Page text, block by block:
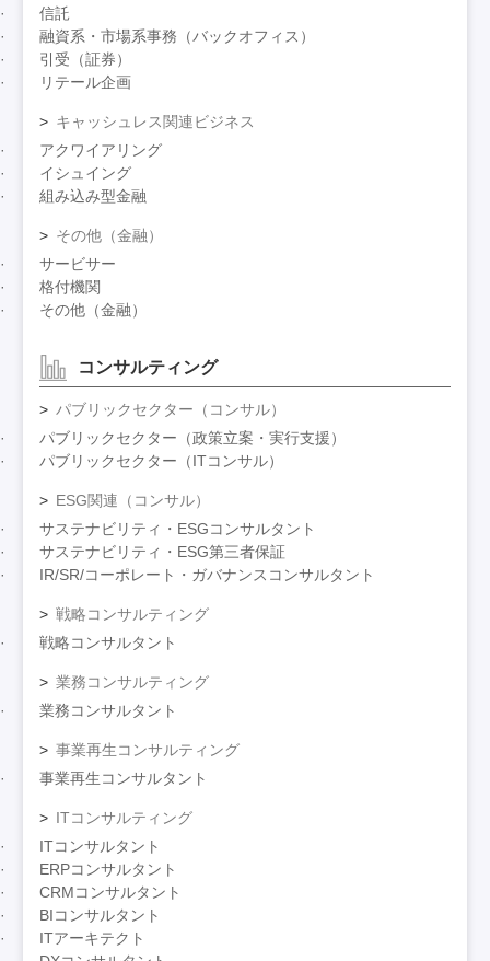
信託
融資系・市場系事務（バックオフィス）
引受（証券）
リテール企画
キャッシュレス関連ビジネス
アクワイアリング
イシュイング
組み込み型金融
その他（金融）
サービサー
格付機関
その他（金融）
コンサルティング
パブリックセクター（コンサル）
パブリックセクター（政策立案・実行支援）
パブリックセクター（ITコンサル）
ESG関連（コンサル）
サステナビリティ・ESGコンサルタント
サステナビリティ・ESG第三者保証
IR/SR/コーポレート・ガバナンスコンサルタント
戦略コンサルティング
戦略コンサルタント
業務コンサルティング
業務コンサルタント
事業再生コンサルティング
事業再生コンサルタント
ITコンサルティング
ITコンサルタント
ERPコンサルタント
CRMコンサルタント
BIコンサルタント
ITアーキテクト